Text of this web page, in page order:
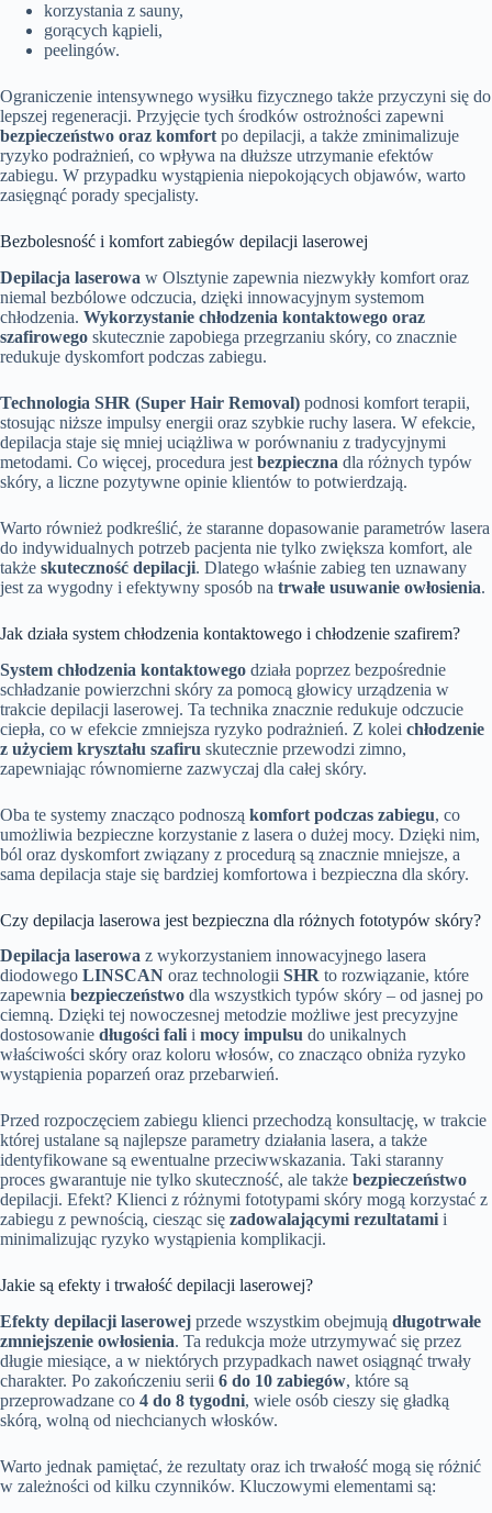
korzystania z sauny,
gorących kąpieli,
peelingów.
Ograniczenie intensywnego wysiłku fizycznego także przyczyni się do
lepszej regeneracji. Przyjęcie tych środków ostrożności zapewni
bezpieczeństwo oraz komfort po depilacji, a także zminimalizuje
ryzyko podrażnień, co wpływa na dłuższe utrzymanie efektów
zabiegu. W przypadku wystąpienia niepokojących objawów, warto
zasięgnąć porady specjalisty.
Bezbolesność i komfort zabiegów depilacji laserowej
Depilacja laserowa w Olsztynie zapewnia niezwykły komfort oraz
niemal bezbólowe odczucia, dzięki innowacyjnym systemom
chłodzenia. Wykorzystanie chłodzenia kontaktowego oraz
szafirowego skutecznie zapobiega przegrzaniu skóry, co znacznie
redukuje dyskomfort podczas zabiegu.
Technologia SHR (Super Hair Removal) podnosi komfort terapii,
stosując niższe impulsy energii oraz szybkie ruchy lasera. W efekcie,
depilacja staje się mniej uciążliwa w porównaniu z tradycyjnymi
metodami. Co więcej, procedura jest bezpieczna dla różnych typów
skóry, a liczne pozytywne opinie klientów to potwierdzają.
Warto również podkreślić, że staranne dopasowanie parametrów lasera
do indywidualnych potrzeb pacjenta nie tylko zwiększa komfort, ale
także skuteczność depilacji. Dlatego właśnie zabieg ten uznawany
jest za wygodny i efektywny sposób na trwałe usuwanie owłosienia.
Jak działa system chłodzenia kontaktowego i chłodzenie szafirem?
System chłodzenia kontaktowego działa poprzez bezpośrednie
schładzanie powierzchni skóry za pomocą głowicy urządzenia w
trakcie depilacji laserowej. Ta technika znacznie redukuje odczucie
ciepła, co w efekcie zmniejsza ryzyko podrażnień. Z kolei chłodzenie
z użyciem kryształu szafiru skutecznie przewodzi zimno,
zapewniając równomierne zazwyczaj dla całej skóry.
Oba te systemy znacząco podnoszą komfort podczas zabiegu, co
umożliwia bezpieczne korzystanie z lasera o dużej mocy. Dzięki nim,
ból oraz dyskomfort związany z procedurą są znacznie mniejsze, a
sama depilacja staje się bardziej komfortowa i bezpieczna dla skóry.
Czy depilacja laserowa jest bezpieczna dla różnych fototypów skóry?
Depilacja laserowa z wykorzystaniem innowacyjnego lasera
diodowego LINSCAN oraz technologii SHR to rozwiązanie, które
zapewnia bezpieczeństwo dla wszystkich typów skóry – od jasnej po
ciemną. Dzięki tej nowoczesnej metodzie możliwe jest precyzyjne
dostosowanie długości fali i mocy impulsu do unikalnych
właściwości skóry oraz koloru włosów, co znacząco obniża ryzyko
wystąpienia poparzeń oraz przebarwień.
Przed rozpoczęciem zabiegu klienci przechodzą konsultację, w trakcie
której ustalane są najlepsze parametry działania lasera, a także
identyfikowane są ewentualne przeciwwskazania. Taki staranny
proces gwarantuje nie tylko skuteczność, ale także bezpieczeństwo
depilacji. Efekt? Klienci z różnymi fototypami skóry mogą korzystać z
zabiegu z pewnością, ciesząc się zadowalającymi rezultatami i
minimalizując ryzyko wystąpienia komplikacji.
Jakie są efekty i trwałość depilacji laserowej?
Efekty depilacji laserowej przede wszystkim obejmują długotrwałe
zmniejszenie owłosienia. Ta redukcja może utrzymywać się przez
długie miesiące, a w niektórych przypadkach nawet osiągnąć trwały
charakter. Po zakończeniu serii 6 do 10 zabiegów, które są
przeprowadzane co 4 do 8 tygodni, wiele osób cieszy się gładką
skórą, wolną od niechcianych włosków.
Warto jednak pamiętać, że rezultaty oraz ich trwałość mogą się różnić
w zależności od kilku czynników. Kluczowymi elementami są: